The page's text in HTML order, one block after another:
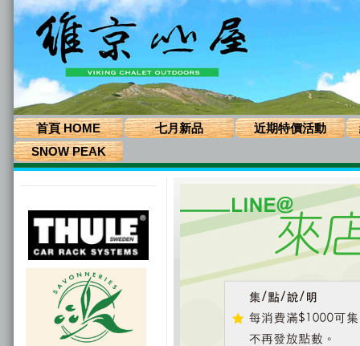
首頁 HOME 七月新品 近期特價活動
SNOW PEAK